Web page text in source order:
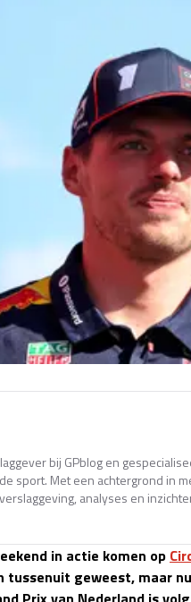
bij GPblog en
sport. Met een achtergrond in
analyses en
in actie komen op
tussenuit geweest, maar